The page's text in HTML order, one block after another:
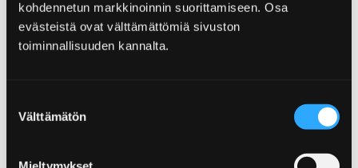
kohdennetun markkinoinnin suorittamiseen. Osa
evästeistä ovat välttämättömiä sivuston
toiminnallisuuden kannalta.
valinta
Välttämätön
Sa-So 11-14
Mo geschlossen
Sa-So 11-15